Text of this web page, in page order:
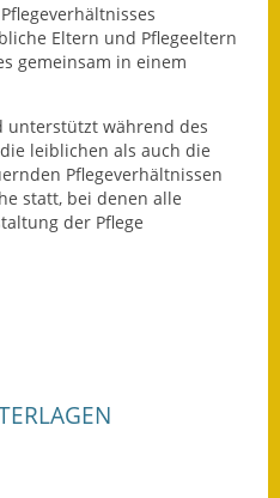
Jahresabschlüsse
Wasserversorgung
in Notzingen
Eltern und Pflegeeltern
gemeinsam in einem
unterstützt während des
leiblichen als auch die
Pflegeverhältnissen
statt, bei denen alle
der Pflege